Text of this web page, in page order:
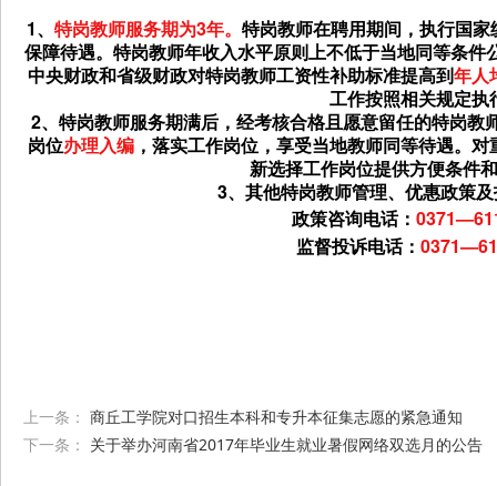
1、 特岗教师服务期为3年。 特岗教师在聘用期间，执行国
保障待遇。特岗教师年收入水平原则上不低于当地同等条
中央财政和省级财政对特岗教师工资性补助标准提高到年人
工作按照相关规定执
2、特岗教师服务期满后，经考核合格且愿意留任的特岗
岗位办理入编 ，落实工作岗位，享受当地教师同等待遇。
新选择工作岗位提供方便条件
3、其他特岗教师管理、优惠政策
政策咨询电话：
监督投诉电话：
上一条： 商丘工学院对口招生本科和专升本征集志愿的紧急通知
下一条： 关于举办河南省2017年毕业生就业暑假网络双选月的公告